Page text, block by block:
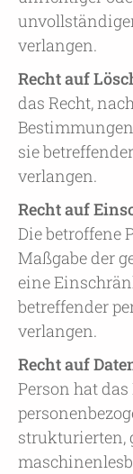
verlangen.
Recht auf
das Recht,
sie
verlangen.
Recht auf
Die betroffene
Maßgabe der
eine
betreffender
verlangen.
Recht auf
Person hat
strukturierten,